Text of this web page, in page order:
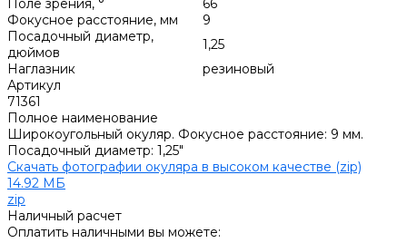
Фокусное расстояние, мм
9
Посадочный диаметр,
дюймов
1,25
Наглазник
резиновый
Артикул
71361
Полное наименование
Широкоугольный окуляр. Фокусное расстояние: 9 мм.
Посадочный диаметр: 1,25"
Скачать фотографии окуляра в высоком качестве (zip)
14.92 МБ
zip
Наличный расчет
Оплатить наличными вы можете: